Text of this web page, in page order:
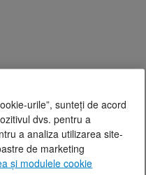
urile”, sunteți de acord
dvs. pentru a
a analiza utilizarea site-
de marketing
și modulele cookie